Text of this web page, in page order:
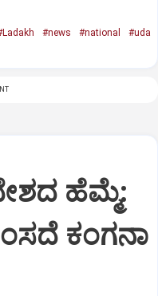
#news #national
#uda
ಹೆಮ್ಮೆ:
ಕಂಗನಾ